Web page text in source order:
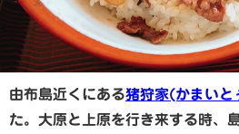
由布島近くにある猪狩家(かまいと
た。大原と上原を行き来する時、